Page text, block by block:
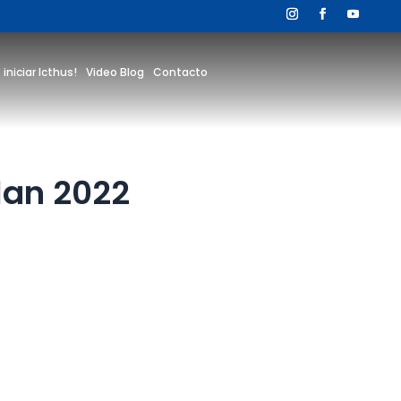
iniciar Icthus! Video Blog Contacto
2022